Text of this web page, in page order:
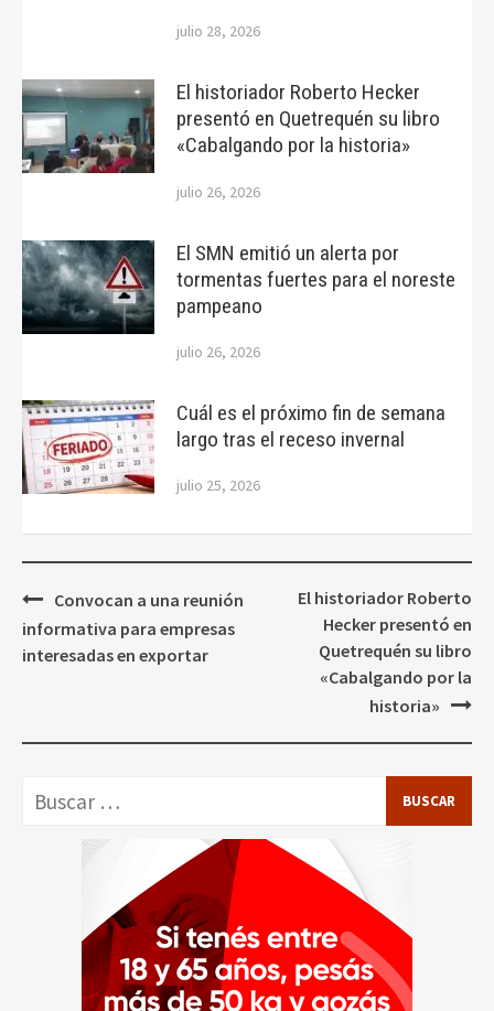
julio 28, 2026
El historiador Roberto Hecker
presentó en Quetrequén su libro
«Cabalgando por la historia»
julio 26, 2026
El SMN emitió un alerta por
tormentas fuertes para el noreste
pampeano
julio 26, 2026
Cuál es el próximo fin de semana
largo tras el receso invernal
julio 25, 2026
Navegación
de
entradas
Convocan a una reunión
informativa para empresas
interesadas en exportar
El historiador Roberto
Hecker presentó en
Quetrequén su libro
«Cabalgando por la
historia»
Buscar: